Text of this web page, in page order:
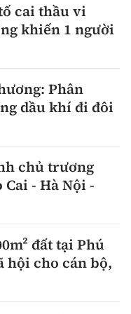
cai thầu vi
khiến 1 người
Phân
dầu khí đi đôi
chủ trương
- Hà Nội -
đất tại Phú
hội cho cán bộ,